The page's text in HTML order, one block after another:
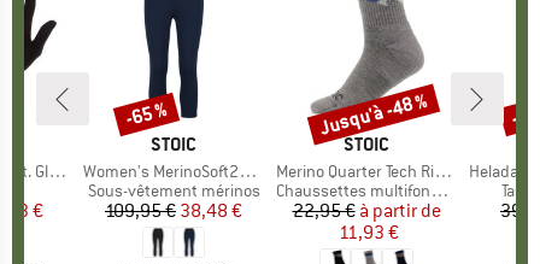
Glove
réduit
€
MARQUE
STOIC
Article
Women's MerinoSoft245 TuleboSt. 3/4 Pants
Product group
Sous-vêtement mérinos
Prix
109,95 €Prix réduit
38,48 €
Remise
-65 %
MARQUE
STOIC
Article
Merino Quarter Tech Rib Mountains Socks
Product group
Chaussettes multifonctions
Prix
22,95 € Prix réduit
à partir de
11,93 €
Remise
Jusqu'à -48 %
Article
-